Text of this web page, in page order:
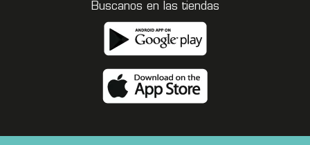
Buscanos en las tiendas